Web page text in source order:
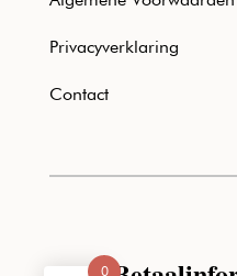
Privacyverklaring
Contact
0